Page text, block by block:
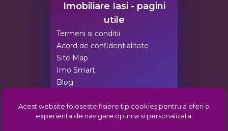
Imobiliare Iasi - pagini
utile
Termeni si conditii
Acord de confidentialitate
Site Map
Imo Smart
Blog
Pachete de promovare
Comunitatea imobiliara din Iasi
Acest website foloseste fisiere tip cookies pentru a oferi o
experienta de navigare optima si personalizata.